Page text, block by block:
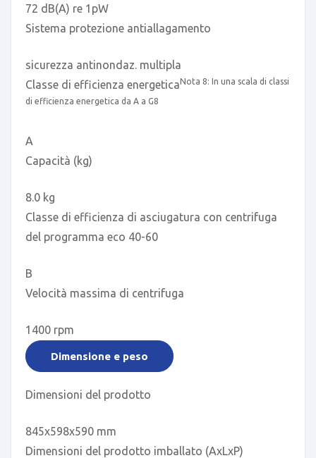
72 dB(A) re 1pW
Sistema protezione antiallagamento
sicurezza antinondaz. multipla
Classe di efficienza energeticaNota 8: In una scala di classi
di efficienza energetica da A a G8
A
Capacità (kg)
8.0 kg
Classe di efficienza di asciugatura con centrifuga
del programma eco 40-60
B
Velocità massima di centrifuga
1400 rpm
Dimensione e peso
Dimensioni del prodotto
845x598x590 mm
Dimensioni del prodotto imballato (AxLxP)